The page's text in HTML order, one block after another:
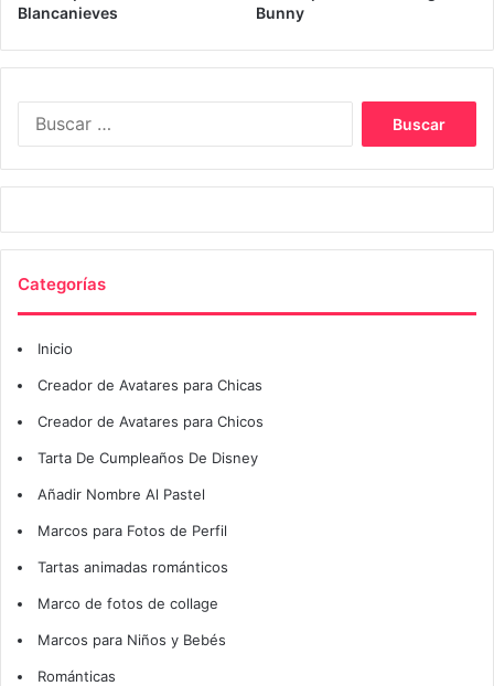
Blancanieves
Bunny
Categorías
Inicio
Creador de Avatares para Chicas
Creador de Avatares para Chicos
Tarta De Cumpleaños De Disney
Añadir Nombre Al Pastel
Marcos para Fotos de Perfil
Tartas animadas románticos
Marco de fotos de collage
Marcos para Niños y Bebés
Románticas